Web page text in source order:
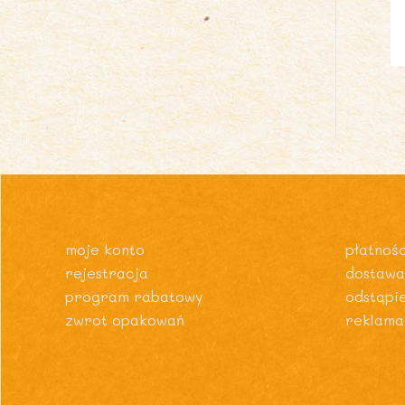
moje konto
rejestracja
program rabatowy
zwrot opakowań
dostawa